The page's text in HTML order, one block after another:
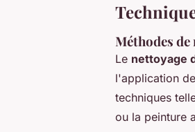
Méthodes
Le nettoyage
l'application
techniques
ou la peinture